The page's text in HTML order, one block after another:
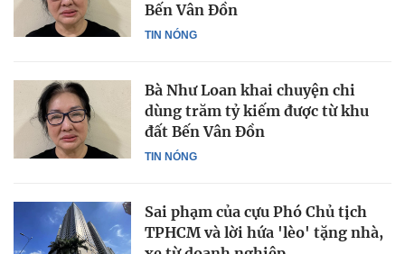
TIN NÓNG
Bến Vân Đồn
TIN NÓNG
Bà Như Loan khai chuyện chi
dùng trăm tỷ kiếm được từ khu
đất Bến Vân Đồn
Sai phạm của cựu Phó Chủ tịch
TPHCM và lời hứa 'lèo' tặng nhà,